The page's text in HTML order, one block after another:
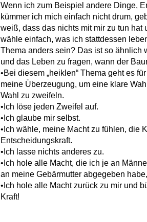
Wenn ich zum Beispiel andere Dinge,
kümmer ich mich einfach nicht drum,
weiß, dass das nichts mit mir zu tun hat
wähle einfach, was ich stattdessen
Thema anders sein? Das ist so ähnlich
und das Leben zu fragen, wann der
•Bei diesem „heiklen“ Thema geht es
meine Überzeugung, um eine klare
Wahl zu zweifeln.
•Ich löse jeden Zweifel auf.
•Ich glaube mir selbst.
•Ich wähle, meine Macht zu fühlen, die
Entscheidungskraft.
•Ich lasse nichts anderes zu.
•Ich hole alle Macht, die ich je an
an meine Gebärmutter abgegeben
•Ich hole alle Macht zurück zu mir und
Kraft!